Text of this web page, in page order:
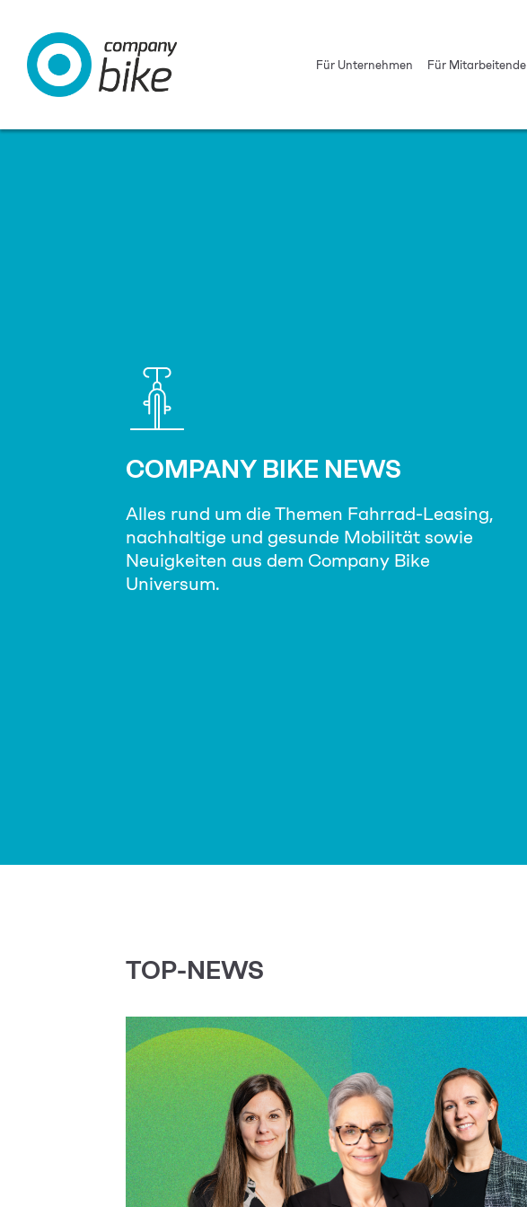
Für Unternehmen Für Mitarbeitende
COMPANY BIKE NEWS
Alles rund um die Themen Fahrrad-Leasing,
nachhaltige und gesunde Mobilität sowie
Neuigkeiten aus dem Company Bike
Universum.
TOP-NEWS